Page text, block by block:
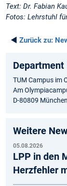
Text: Dr. Fabian
Fotos: Lehrstuhl
◄ Zurück zu:
Department
TUM Campus im
Am
D-80809 München
Weitere
05.08.2026
LPP in den
Herzfehler